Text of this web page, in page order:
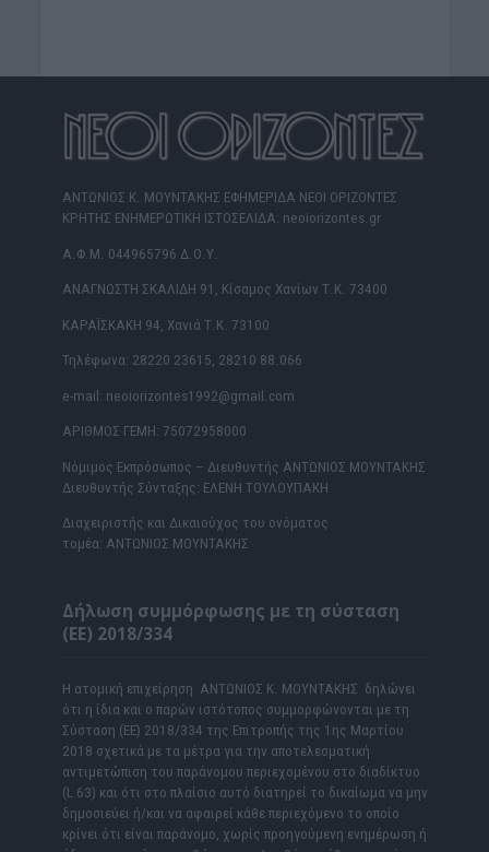
ΑΝΤΩΝΙΟΣ Κ. ΜΟΥΝΤΑΚΗΣ ΕΦΗΜΕΡΙΔΑ ΝΕΟΙ ΟΡΙΖΟΝΤΕΣ
ΚΡΗΤΗΣ ΕΝΗΜΕΡΩΤΙΚΗ ΙΣΤΟΣΕΛΙΔΑ: neoiorizontes.gr
Α.Φ.Μ. 044965796 Δ.Ο.Υ.
ΑΝΑΓΝΩΣΤΗ ΣΚΑΛΙΔΗ 91, Κίσαμος Χανίων Τ.Κ. 73400
ΚΑΡΑΪΣΚΑΚΗ 94, Χανιά Τ.Κ. 73100
Τηλέφωνα: 28220 23615, 28210 88.066
e-mail: neoiorizontes1992@gmail.com
ΑΡΙΘΜΟΣ ΓΕΜΗ: 75072958000
Νόμιμος Εκπρόσωπος – Διευθυντής ΑΝΤΩΝΙΟΣ ΜΟΥΝΤΑΚΗΣ
Διευθυντής Σύνταξης: ΕΛΕΝΗ ΤΟΥΛΟΥΠΑΚΗ
Διαχειριστής και Δικαιούχος του ονόματος
τομέα: ΑΝΤΩΝΙΟΣ ΜΟΥΝΤΑΚΗΣ
Δήλωση συμμόρφωσης με τη σύσταση
(ΕΕ) 2018/334
Η ατομική επιχείρηση ΑΝΤΩΝΙΟΣ Κ. ΜΟΥΝΤΑΚΗΣ δηλώνει
ότι η ίδια και ο παρών ιστότοπος συμμορφώνονται με τη
Σύσταση (ΕΕ) 2018/334 της Επιτροπής της 1ης Μαρτίου
2018 σχετικά με τα μέτρα για την αποτελεσματική
αντιμετώπιση του παράνομου περιεχομένου στο διαδίκτυο
(L 63) και ότι στο πλαίσιο αυτό διατηρεί το δικαίωμα να μην
δημοσιεύει ή/και να αφαιρεί κάθε περιεχόμενο το οποίο
κρίνει ότι είναι παράνομο, χωρίς προηγούμενη ενημέρωση ή